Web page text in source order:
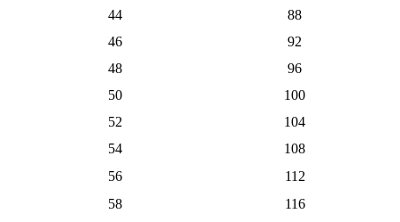
44
88
46
92
48
96
50
100
52
104
54
108
56
112
58
116